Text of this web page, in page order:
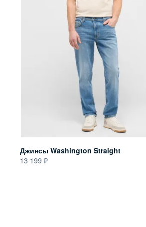
Джинсы Washington Straight
13 199